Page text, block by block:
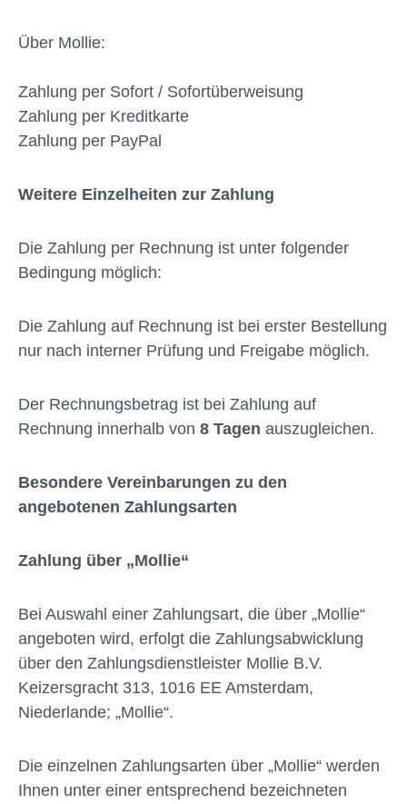
Über Mollie:
Zahlung per Sofort / Sofortüberweisung
Zahlung per Kreditkarte
Zahlung per PayPal
Weitere Einzelheiten zur Zahlung
Die Zahlung per Rechnung ist unter folgender
Bedingung möglich:
Die Zahlung auf Rechnung ist bei erster Bestellung
nur nach interner Prüfung und Freigabe möglich.
Der Rechnungsbetrag ist bei Zahlung auf
Rechnung innerhalb von 8 Tagen auszugleichen.
Besondere Vereinbarungen zu den
angebotenen Zahlungsarten
Zahlung über „Mollie“
Bei Auswahl einer Zahlungsart, die über „Mollie“
angeboten wird, erfolgt die Zahlungsabwicklung
über den Zahlungsdienstleister Mollie B.V.
Keizersgracht 313, 1016 EE Amsterdam,
Niederlande; „Mollie“.
Die einzelnen Zahlungsarten über „Mollie“ werden
Ihnen unter einer entsprechend bezeichneten